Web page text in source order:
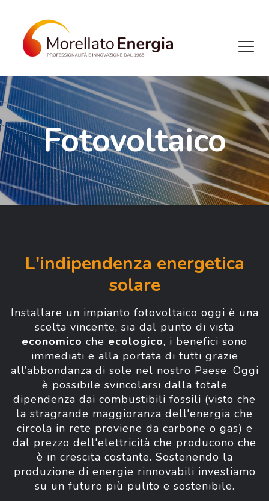
Fotovoltaico
L'indipendenza energetica
solare
Installare un impianto fotovoltaico oggi è una
scelta vincente, sia dal punto di vista
economico che ecologico, i benefici sono
immediati e alla portata di tutti grazie
all’abbondanza di sole nel nostro Paese. Oggi
è possibile svincolarsi dalla totale
dipendenza dai combustibili fossili (visto che
la stragrande maggioranza dell'energia che
circola in rete proviene da carbone o gas) e
dal prezzo dell'elettricità che producono che
è in crescita costante. Sostenendo la
produzione di energie rinnovabili investiamo
su un futuro più pulito e sostenibile.